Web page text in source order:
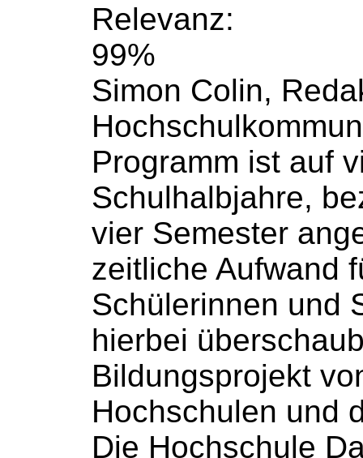
Relevanz:
99%
Simon Colin,
Programm ist auf
Schulhalbjahre,
vier Semester
zeitliche Aufwand
Schülerinnen und
hierbei
Bildungsprojekt
Hochschulen und
Die Hochschule